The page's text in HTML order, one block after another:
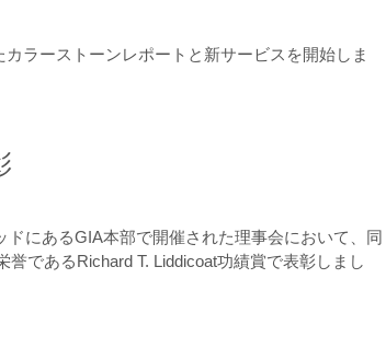
ラーストーンレポートと新サービスを開始しま
にあるGIA本部で開催された理事会において、同
であるRichard T. Liddicoat功績賞で表彰しまし